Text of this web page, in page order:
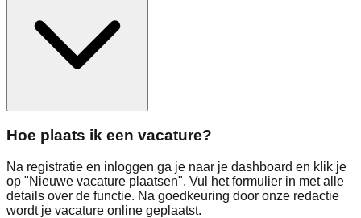
Hoe plaats ik een vacature?
Na registratie en inloggen ga je naar je dashboard en klik je
op "Nieuwe vacature plaatsen". Vul het formulier in met alle
details over de functie. Na goedkeuring door onze redactie
wordt je vacature online geplaatst.